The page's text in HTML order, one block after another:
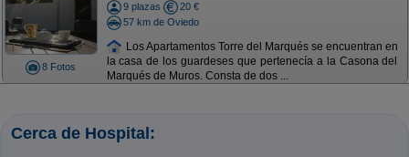
8 Fotos
9 plazas
20 €
57 km de Oviedo
Los Apartamentos Torre del Marqués se encuentran en
la casa de los guardeses que pertenecía a la Casona del
Marqués de Muros. Consta de dos ...
Cerca de Hospital: